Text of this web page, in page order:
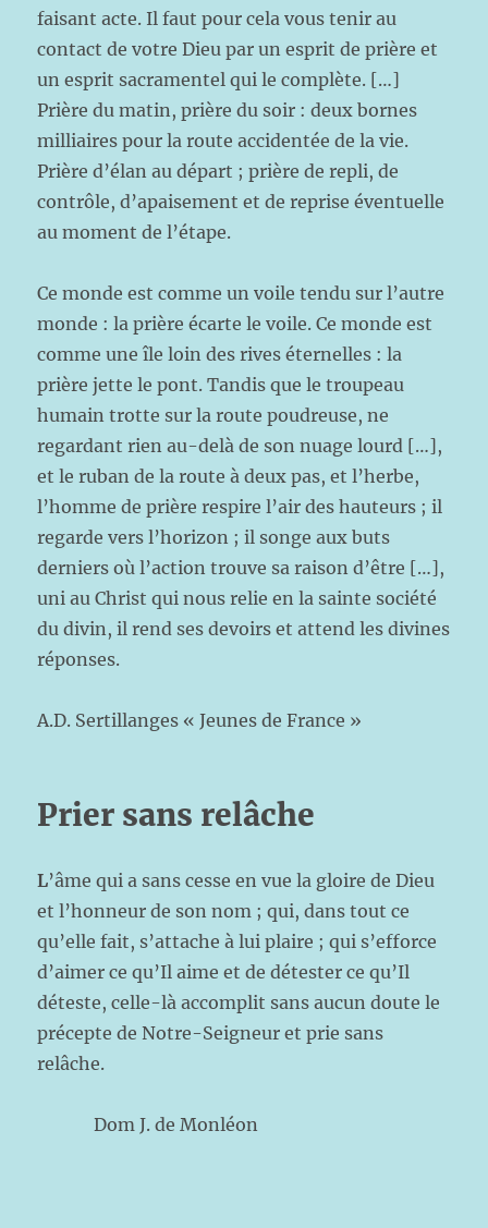
faisant acte. Il faut pour cela vous tenir au
contact de votre Dieu par un esprit de prière et
un esprit sacramentel qui le complète. […]
Prière du matin, prière du soir : deux bornes
milliaires pour la route accidentée de la vie.
Prière d’élan au départ ; prière de repli, de
contrôle, d’apaisement et de reprise éventuelle
au moment de l’étape.
Ce monde est comme un voile tendu sur l’autre
monde : la prière écarte le voile. Ce monde est
comme une île loin des rives éternelles : la
prière jette le pont. Tandis que le troupeau
humain trotte sur la route poudreuse, ne
regardant rien au-delà de son nuage lourd […],
et le ruban de la route à deux pas, et l’herbe,
l’homme de prière respire l’air des hauteurs ; il
regarde vers l’horizon ; il songe aux buts
derniers où l’action trouve sa raison d’être […],
uni au Christ qui nous relie en la sainte société
du divin, il rend ses devoirs et attend les divines
réponses.
A.D. Sertillanges « Jeunes de France »
Prier sans relâche
L’âme qui a sans cesse en vue la gloire de Dieu
et l’honneur de son nom ; qui, dans tout ce
qu’elle fait, s’attache à lui plaire ; qui s’efforce
d’aimer ce qu’Il aime et de détester ce qu’Il
déteste, celle-là accomplit sans aucun doute le
précepte de Notre-Seigneur et prie sans
relâche.
Dom J. de Monléon